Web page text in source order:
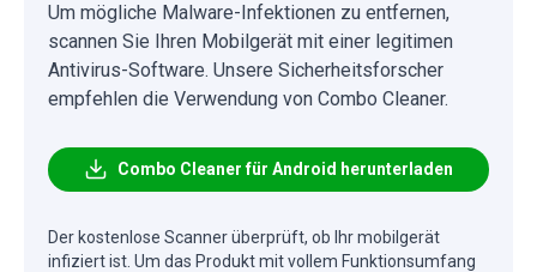
Um mögliche Malware-Infektionen zu entfernen,
scannen Sie Ihren Mobilgerät mit einer legitimen
Antivirus-Software. Unsere Sicherheitsforscher
empfehlen die Verwendung von Combo Cleaner.
Combo Cleaner für Android herunterladen
Der kostenlose Scanner überprüft, ob Ihr mobilgerät
infiziert ist. Um das Produkt mit vollem Funktionsumfang